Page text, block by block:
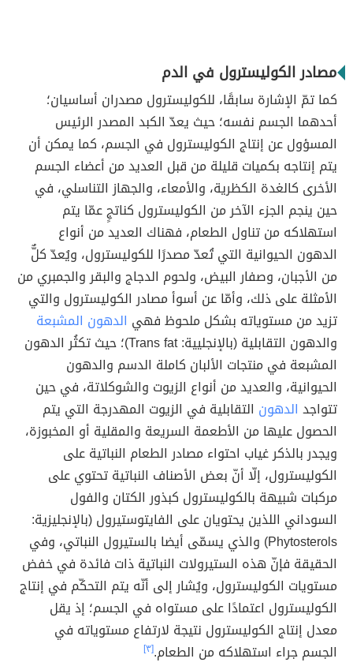
مصادر الكوليسترول في الدم
كما تمّ الإشارة سابقًا، للكوليسترول مصدران أساسيان؛
أحدهما الجسم نفسه؛ حيث يعدّ الكبد المصدر الرئيس
المسؤول عن إنتاج الكوليسترول في الجسم، كما يمكن أن
يتم إنتاجه بكميات قليلة من قبل العديد من أعضاء الجسم
الأخرى كالغدة الكظرية، والأمعاء، والجهاز التناسلي، في
حين ينجم الجزء الآخر من الكوليسترول كناتجٍ عمّا يتم
استهلاكه من تناول الطعام، فهناك العديد من أنواع
الدهون الحيوانية التي تُعدّ مصدرًا للكوليسترول، ويُعدّ كلٌّ
من الأجبان، وصفار البيض، ولحوم الدجاج والبقر والجمبري من
الأمثلة على ذلك، وأمّا عن أسوأ مصادر الكوليسترول والتي
تزيد من مستوياته بشكل ملحوظ فهي الدهون المشبعة
والدهون التقابلية (بالإنجليية: Trans fat)؛ حيث تكثُر الدهون
المشبعة في منتجات الألبان كاملة الدسم والدهون
الحيوانية، والعديد من أنواع الزيوت والشوكلاتة، في حين
تتواجد الدهون التقابلية في الزيوت المهدرجة التي يتم
الحصول عليها من الأطعمة السريعة والمقلية أو المخبوزة،
ويجدر بالذكر غياب احتواء مصادر الطعام النباتية على
الكوليسترول، إلّا أنّ بعض الأصناف النباتية تحتوي على
مركبات شبيهة بالكوليسترول كبذور الكتان والفول
السوداني اللذين يحتويان على الفايتوستيرول (بالإنجليزية:
Phytosterols) والذي يسمّى أيضا بالستيرول النباتي، وفي
الحقيقة فإنّ هذه الستيرولات النباتية ذات فائدة في خفض
مستويات الكوليسترول، ويُشار إلى أنّه يتم التحكّم في إنتاج
الكوليسترول اعتمادًا على مستواه في الجسم؛ إذ يقل
معدل إنتاج الكوليسترول نتيجة لارتفاع مستوياته في
الجسم جراء استهلاكه من الطعام.[٣]